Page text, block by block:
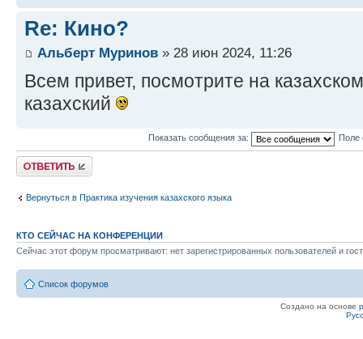
Re: Кино?
Альберт Муринов » 28 июн 2024, 11:26
Всем привет, посмотрите на
казахский
Показать сообщения за: Поле
Ответить
Вернуться в Практика изучения казахского языка
КТО СЕЙЧАС НА КОНФЕРЕНЦИИ
Сейчас этот форум просматривают: нет зарегистрированных пользователей и
Список форумов
Создано на основе